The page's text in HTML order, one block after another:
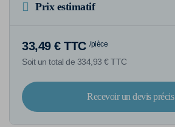
Prix estimatif
33,49 € TTC /pièce
Soit un total de 334,93 € TTC
Recevoir un devis précis